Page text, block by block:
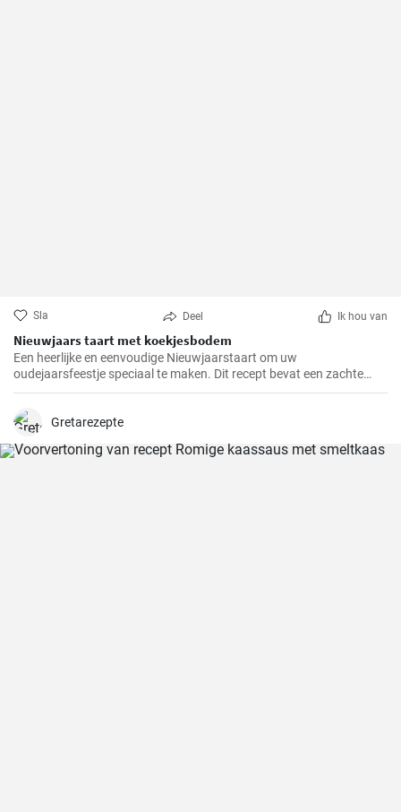
Sla Deel Ik hou van
Nieuwjaars taart met koekjesbodem
Een heerlijke en eenvoudige Nieuwjaarstaart om uw
oudejaarsfeestje speciaal te maken. Dit recept bevat een zachte
koekjesbodem, gevuld met een luchtige room- en fruitvulling. Een
Gretarezepte